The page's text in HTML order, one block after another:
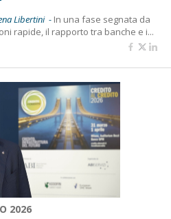
Libertini - In una fase segnata da
rapide, il rapporto tra banche e i...
2026